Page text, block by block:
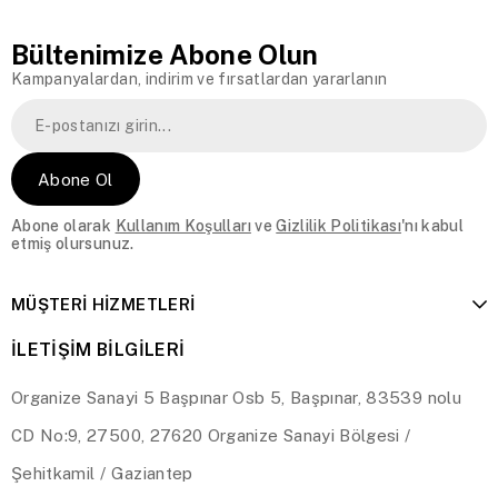
Bültenimize Abone Olun
Kampanyalardan, indirim ve fırsatlardan yararlanın
Abone Ol
Abone olarak Kullanım KoşullarıveGizlilik Politikası'nı kabul
etmiş olursunuz.
MÜŞTERİ HİZMETLERİ
İLETİŞİM BİLGİLERİ
Organize Sanayi 5 Başpınar Osb 5, Başpınar, 83539 nolu
CD No:9, 27500, 27620 Organize Sanayi Bölgesi /
Şehitkamil / Gaziantep